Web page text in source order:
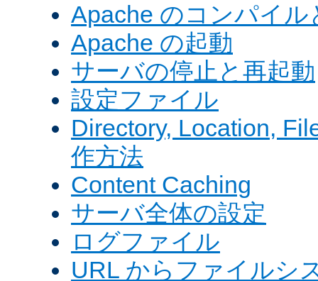
Apache のコンパイ
Apache の起動
サーバの停止と再起動
設定ファイル
Directory, Location,
作方法
Content Caching
サーバ全体の設定
ログファイル
URL からファイルシ